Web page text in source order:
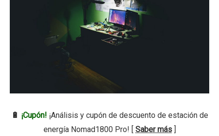
🔋 ¡Cupón! ¡Análisis y cupón de descuento de estación de
energía Nomad1800 Pro! [ Saber más]